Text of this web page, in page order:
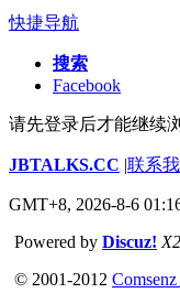
快捷导航
搜索
Facebook
请先登录后才能继续
JBTALKS.CC |联系
GMT+8, 2026-8-6
Powered by Discuz!
© 2001-2012